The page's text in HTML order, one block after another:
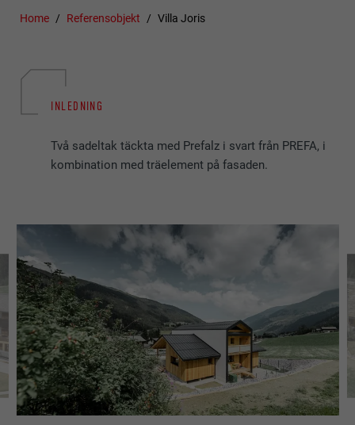
Home Referensobjekt Villa Joris
INLEDNING
Två sadeltak täckta med Prefalz i svart från PREFA, i
kombination med träelement på fasaden.